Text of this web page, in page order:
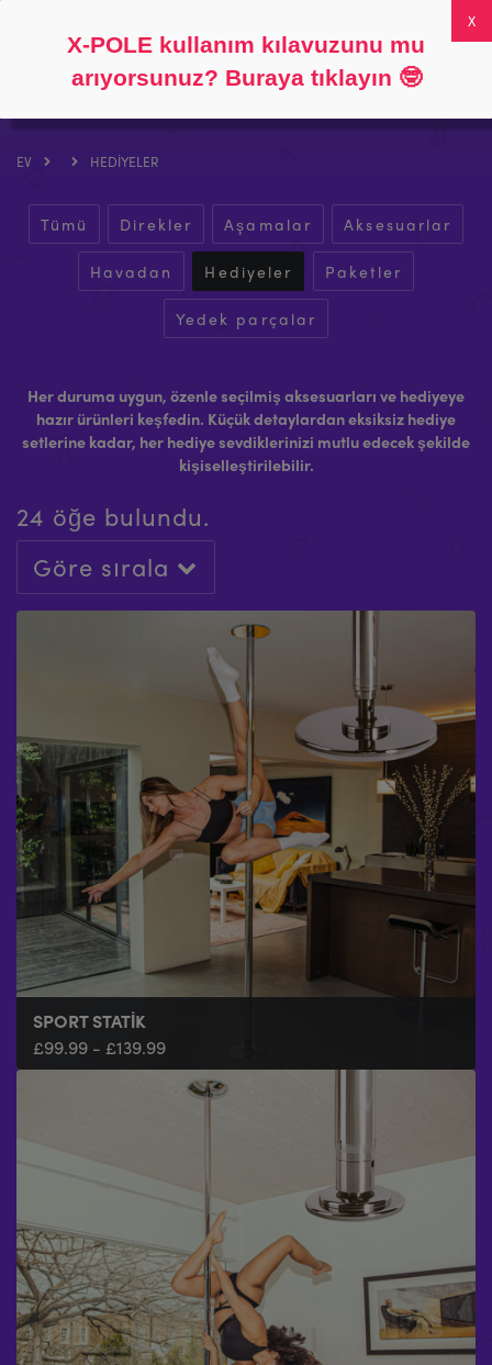
0
EV HEDIYELER
Tümü Direkler Aşamalar Aksesuarlar
Havadan Hediyeler Paketler
Yedek parçalar
Her duruma uygun, özenle seçilmiş aksesuarları ve hediyeye
hazır ürünleri keşfedin. Küçük detaylardan eksiksiz hediye
setlerine kadar, her hediye sevdiklerinizi mutlu edecek şekilde
kişiselleştirilebilir.
24 öğe bulundu.
Göre sırala
SPORT STATIK
£99.99 - £139.99
X-POLE kullanım kılavuzunu mu
arıyorsunuz? Buraya tıklayın 🤓